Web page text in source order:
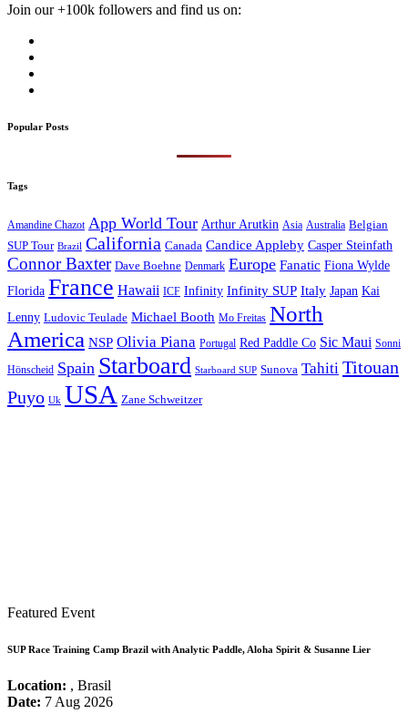
Join our +100k followers and find us on:
Popular Posts
Tags
Amandine Chazot App World Tour Arthur Arutkin Asia Australia Belgian
SUP Tour Brazil California Canada Candice Appleby Casper Steinfath
Connor Baxter Dave Boehne Denmark Europe Fanatic Fiona Wylde
Florida France Hawaii ICF Infinity Infinity SUP Italy Japan Kai
Lenny Ludovic Teulade Michael Booth Mo Freitas North
America NSP Olivia Piana Portugal Red Paddle Co Sic Maui Sonni
Hönscheid Spain Starboard Starboard SUP Sunova Tahiti Titouan
Puyo Uk USA Zane Schweitzer
Featured Event
SUP Race Training Camp Brazil with Analytic Paddle, Aloha Spirit & Susanne Lier
Location: , Brasil
Date: 7 Aug 2026